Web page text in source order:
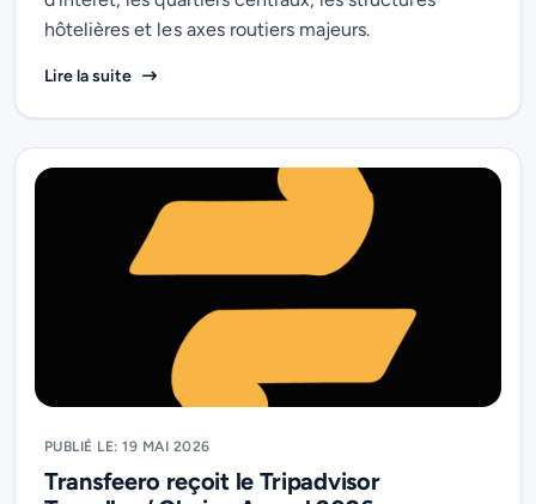
hôtelières et les axes routiers majeurs.
Lire la suite Transfeero étend son réseau à Madagascar avec
PUBLIÉ LE: 19 MAI 2026
Transfeero reçoit le Tripadvisor